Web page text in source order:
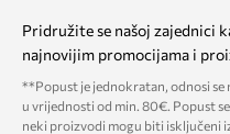
Pridružite se našoj zajednici
najnovijim promocijama i
**Popust je jednokratan, odnosi se
u vrijednosti od min. 80€. Popust
neki proizvodi mogu biti isključeni